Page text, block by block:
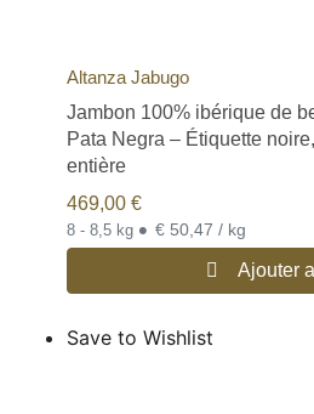
Altanza Jabugo
Jambon 100% ibérique de
Pata Negra – Étiquette
entière
469,00 €
8 - 8,5 kg • € 50,47 / kg
Ajouter
Save to Wishlist